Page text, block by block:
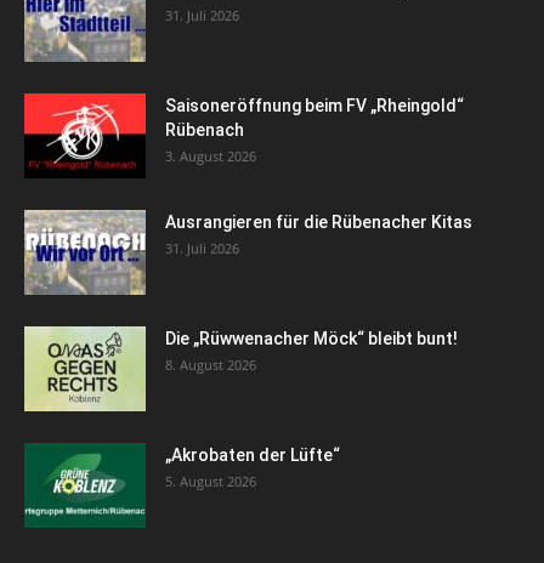
31. Juli 2026
Saisoneröffnung beim FV „Rheingold“
Rübenach
3. August 2026
Ausrangieren für die Rübenacher Kitas
31. Juli 2026
Die „Rüwwenacher Möck“ bleibt bunt!
8. August 2026
„Akrobaten der Lüfte“
5. August 2026